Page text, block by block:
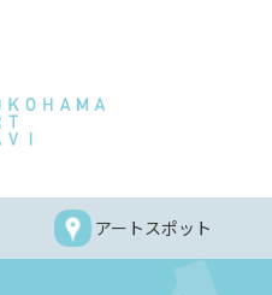
アートスポット